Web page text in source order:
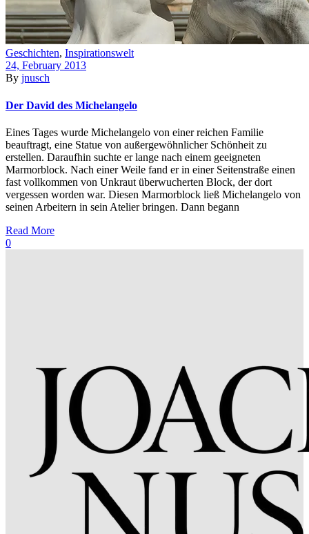
Geschichten, Inspirationswelt
24, February 2013
By jnusch
Der David des Michelangelo
Eines Tages wurde Michelangelo von einer reichen Familie
beauftragt, eine Statue von außergewöhnlicher Schönheit zu
erstellen. Daraufhin suchte er lange nach einem geeigneten
Marmorblock. Nach einer Weile fand er in einer Seitenstraße einen
fast vollkommen von Unkraut überwucherten Block, der dort
vergessen worden war. Diesen Marmorblock ließ Michelangelo von
seinen Arbeitern in sein Atelier bringen. Dann begann
Read More
0